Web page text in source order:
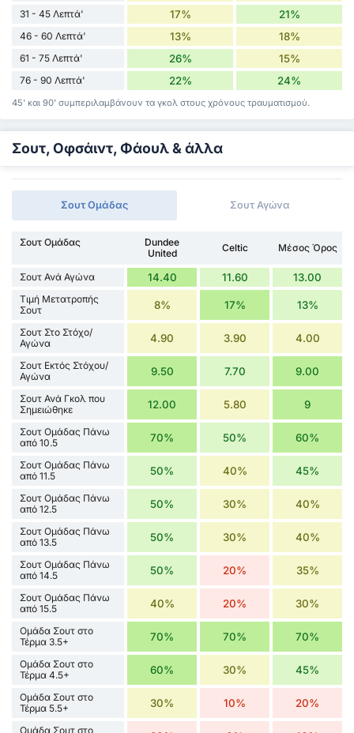
31 - 45 Λεπτά' 17% 21%
46 - 60 Λεπτά' 13% 18%
61 - 75 Λεπτά' 26% 15%
76 - 90 Λεπτά' 22% 24%
45' και 90' συμπεριλαμβάνουν τα γκολ στους χρόνους τραυματισμού.
Σουτ, Οφσάιντ, Φάουλ & άλλα
Σουτ Ομάδας Σουτ Αγώνα
Σουτ Ομάδας
Dundee
United
Celtic Μέσος Όρος
Σουτ Ανά Αγώνα 14.40 11.60 13.00
Τιμή Μετατροπής
Σουτ
8% 17% 13%
Σουτ Στο Στόχο/
Αγώνα
4.90 3.90 4.00
Σουτ Εκτός Στόχου/
Αγώνα
9.50 7.70 9.00
Σουτ Ανά Γκολ που
Σημειώθηκε
12.00 5.80 9
Σουτ Ομάδας Πάνω
από 10.5
70% 50% 60%
Σουτ Ομάδας Πάνω
από 11.5
50% 40% 45%
Σουτ Ομάδας Πάνω
από 12.5
50% 30% 40%
Σουτ Ομάδας Πάνω
από 13.5
50% 30% 40%
Σουτ Ομάδας Πάνω
από 14.5
50% 20% 35%
Σουτ Ομάδας Πάνω
από 15.5
40% 20% 30%
Ομάδα Σουτ στο
Τέρμα 3.5+
70% 70% 70%
Ομάδα Σουτ στο
Τέρμα 4.5+
60% 30% 45%
Ομάδα Σουτ στο
Τέρμα 5.5+
30% 10% 20%
Ομάδα Σουτ στο